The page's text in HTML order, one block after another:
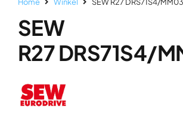
Over ons
Contact
SEW
R27 DRS71S4/